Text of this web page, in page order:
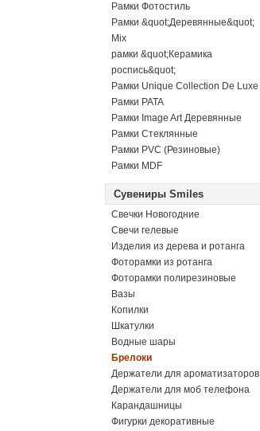
Рамки Фотостиль
Рамки &quot;Деревянные&quot;
Mix
рамки &quot;Керамика
роспись&quot;
Рамки Unique Collection De Luxe
Рамки PATA
Рамки Image Art Деревянные
Рамки Стеклянные
Рамки PVC (Резиновые)
Рамки MDF
Сувениры Smiles
Свечки Новогодние
Свечи гелевые
Изделия из дерева и ротанга
Фоторамки из ротанга
Фоторамки полирезиновые
Вазы
Копилки
Шкатулки
Водные шары
Брелоки
Держатели для ароматизаторов
Держатели для моб телефона
Карандашницы
Фигурки декоративные